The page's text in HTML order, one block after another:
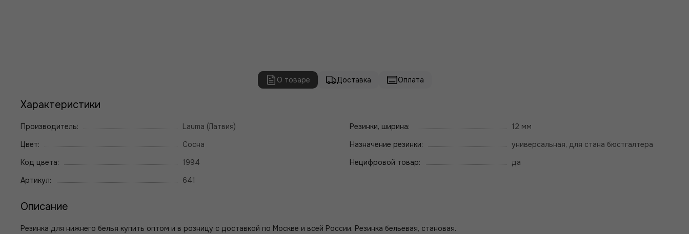
О товаре Доставка Оплата
Характеристики
Производитель:
Lauma (Латвия)
Цвет:
Сосна
Код цвета:
1994
Артикул:
641
Резинки, ширина:
12 мм
Назначение резинки:
универсальная, для стана бюстгалтера
Нецифровой товар:
да
Описание
Резинка для нижнего белья купить оптом и в розницу с доставкой по Москве и всей России. Резинка бельевая, становая.